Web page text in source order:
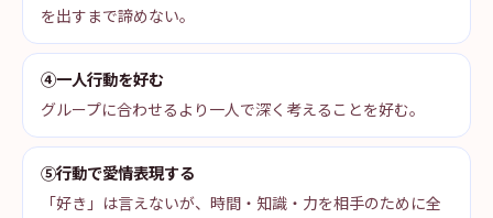
を出すまで諦めない。
④一人行動を好む
グループに合わせるより一人で深く考えることを好む。
⑤行動で愛情表現する
「好き」は言えないが、時間・知識・力を相手のために全